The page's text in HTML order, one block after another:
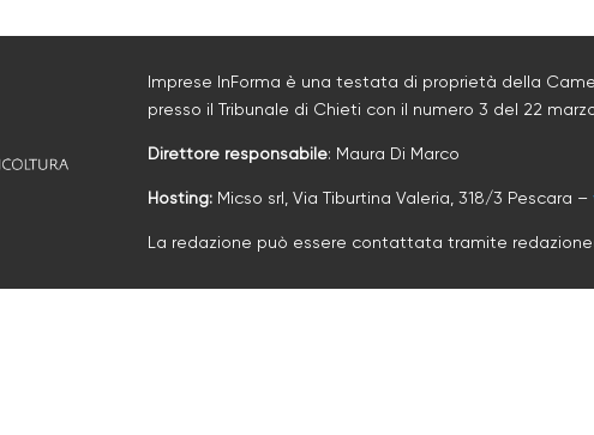
Imprese InForma è una testata di proprietà della
presso il Tribunale di Chieti con il numero 3 del 22
Direttore responsabile: Maura Di Marco
Hosting:Micso srl, Via Tiburtina Valeria, 318/3 Pescara –
La redazione può essere contattata tramite